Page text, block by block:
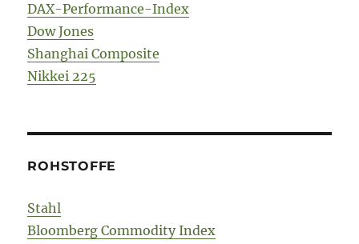
DAX-Performance-Index
Dow Jones
Shanghai Composite
Nikkei 225
ROHSTOFFE
Stahl
Bloomberg Commodity Index